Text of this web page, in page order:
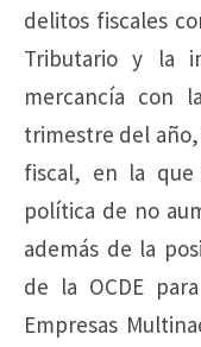
delitos fiscales
Tributario y la
mercancía con
trimestre del
fiscal, en la que
política de no
además de la
de la OCDE
Empresas